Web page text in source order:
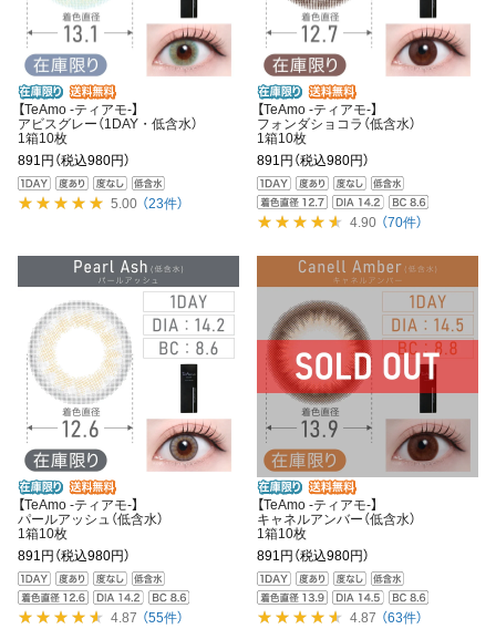
【TeAmo -ティアモ-】
アビスグレー（1DAY・低含水）
1箱10枚
891円 （税込980円）
5.00 （23件）
【TeAmo -ティアモ-】
フォンダショコラ（低含水）
1箱10枚
891円 （税込980円）
4.90 （70件）
【TeAmo -ティアモ-】
パールアッシュ（低含水）
1箱10枚
891円 （税込980円）
4.87 （55件）
【TeAmo -ティアモ-】
キャネルアンバー（低含水）
1箱10枚
891円 （税込980円）
4.87 （63件）